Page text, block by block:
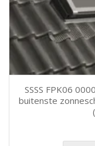
SSSS FPK06
buitenste